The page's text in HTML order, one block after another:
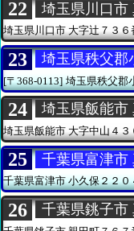
22 埼玉県川口市
埼玉県川口市大字辻７３６
23 埼玉県秩父郡
[〒368-0113] 埼玉県秩父郡
24 埼玉県飯能市
埼玉県飯能市 大字中山４３
25 千葉県富津市
千葉県富津市小久保２２０
26 千葉県銚子市